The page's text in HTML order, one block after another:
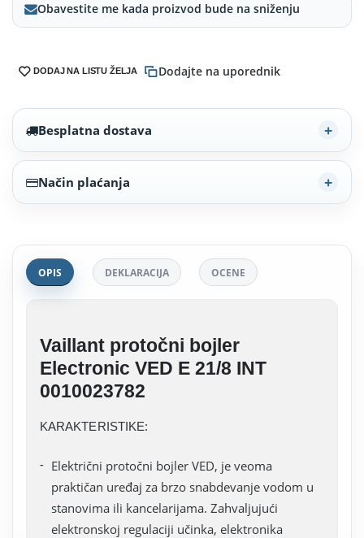
Obavestite me kada proizvod bude na sniženju
DODAJ NA LISTU ŽELJA Dodajte na uporednik
Besplatna dostava
Način plaćanja
OPIS DEKLARACIJA OCENE
Vaillant protočni bojler
Electronic VED E 21/8 INT
0010023782
KARAKTERISTIKE:
Električni protočni bojler VED, je veoma
praktičan uređaj za brzo snabdevanje vodom u
stanovima ili kancelarijama. Zahvaljujući
elektronskoj regulaciji učinka, elektronika